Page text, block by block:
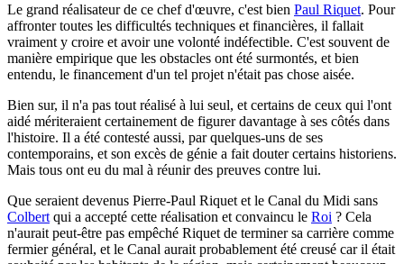
Le grand réalisateur de ce chef d'œuvre, c'est bien Paul Riquet. Pour
affronter toutes les difficultés techniques et financières, il fallait
vraiment y croire et avoir une volonté indéfectible. C'est souvent de
manière empirique que les obstacles ont été surmontés, et bien
entendu, le financement d'un tel projet n'était pas chose aisée.
Bien sur, il n'a pas tout réalisé à lui seul, et certains de ceux qui l'ont
aidé mériteraient certainement de figurer davantage à ses côtés dans
l'histoire. Il a été contesté aussi, par quelques-uns de ses
contemporains, et son excès de génie a fait douter certains historiens.
Mais tous ont eu du mal à réunir des preuves contre lui.
Que seraient devenus Pierre-Paul Riquet et le Canal du Midi sans
Colbert qui a accepté cette réalisation et convaincu le Roi ? Cela
n'aurait peut-être pas empêché Riquet de terminer sa carrière comme
fermier général, et le Canal aurait probablement été creusé car il était